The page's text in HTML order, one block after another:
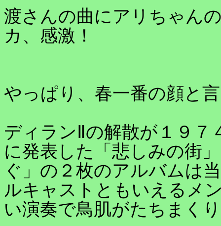
渡さんの曲にアリちゃん
カ、感激！
やっぱり、春一番の顔と
ディランⅡの解散が１９
に発表した「悲しみの街
ぐ」の２枚のアルバムは
ルキャストともいえるメ
い演奏で鳥肌がたちまく